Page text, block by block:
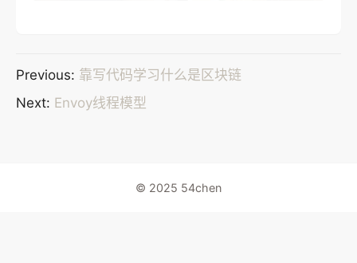
Previous: 靠写代码学习什么是区块链
Next: Envoy线程模型
© 2025 54chen